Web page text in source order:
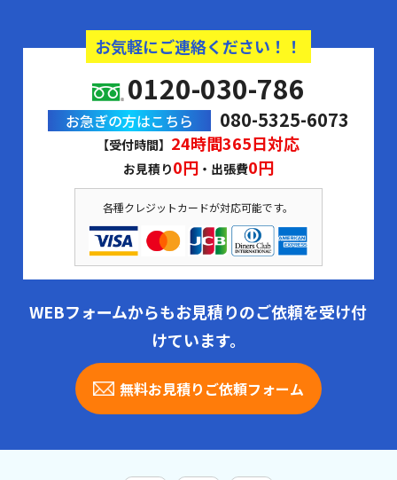
お気軽にご連絡ください！！
0120-030-786
お急ぎの方はこちら 080-5325-6073
【受付時間】 24時間365日対応
お見積り0円 ・出張費0円
各種クレジットカードが対応可能です。
WEBフォームからもお見積りのご依頼を受け付
けています。
無料お見積りご依頼フォーム